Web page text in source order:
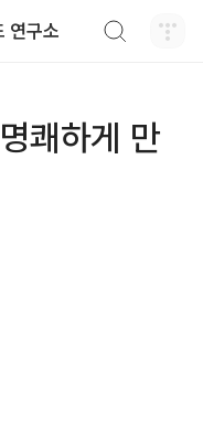
연구소
쾌하게 만